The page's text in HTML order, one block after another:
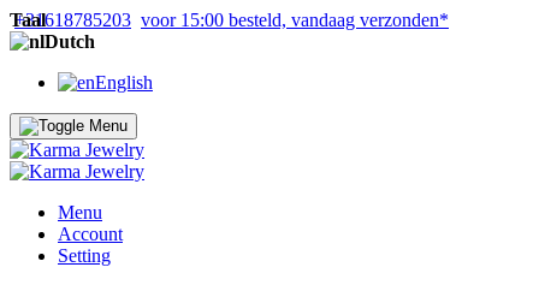
+31618785203 voor 15:00 besteld, vandaag verzonden*
Taal
Dutch
English
Menu
Account
Setting